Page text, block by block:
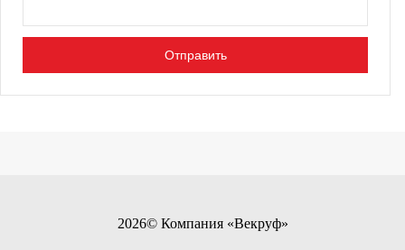
2026© Компания «Векруф»